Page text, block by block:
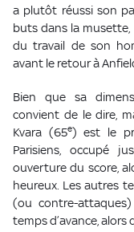
a plutôt réussi son
buts dans la
du travail de son
avant le retour à
Bien que sa
convient de le dire,
Kvara (65e) est le
Parisiens, occupé
ouverture du score,
heureux. Les autres
(ou contre-attaques)
temps d’avance, alors